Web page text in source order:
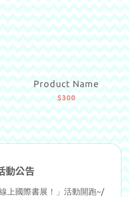
Product Name
$300
動公告
上國際書展！」活動開跑~/